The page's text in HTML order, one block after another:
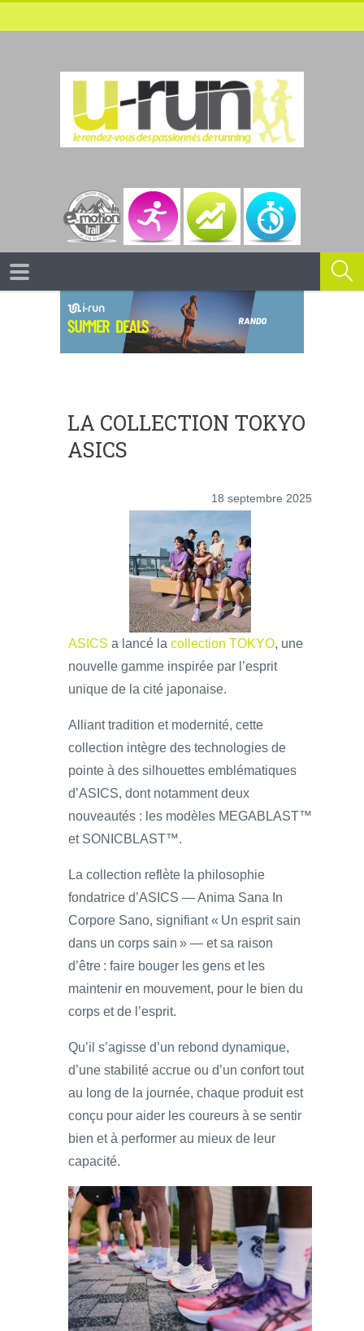
LA COLLECTION TOKYO
ASICS
18 septembre 2025
ASICS a lancé la collection TOKYO, une
nouvelle gamme inspirée par l’esprit
unique de la cité japonaise.
Alliant tradition et modernité, cette
collection intègre des technologies de
pointe à des silhouettes emblématiques
d’ASICS, dont notamment deux
nouveautés : les modèles MEGABLAST™
et SONICBLAST™.
La collection reflète la philosophie
fondatrice d’ASICS — Anima Sana In
Corpore Sano, signifiant « Un esprit sain
dans un corps sain » — et sa raison
d’être : faire bouger les gens et les
maintenir en mouvement, pour le bien du
corps et de l’esprit.
Qu’il s’agisse d’un rebond dynamique,
d’une stabilité accrue ou d’un confort tout
au long de la journée, chaque produit est
conçu pour aider les coureurs à se sentir
bien et à performer au mieux de leur
capacité.